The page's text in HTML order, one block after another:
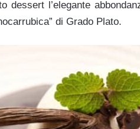
dessert l’elegante
di Grado Plato.